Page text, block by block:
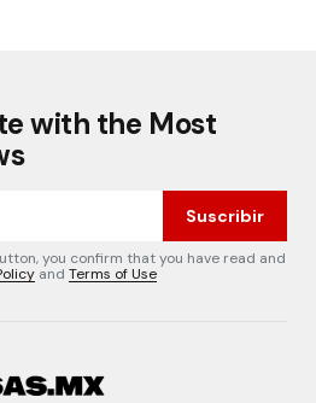
with the Most
Suscribir
you confirm that you have read and
and Terms of Use